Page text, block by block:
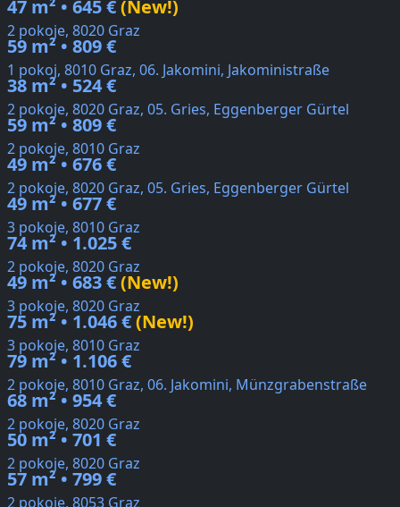
47 m² • 645 €(New!)
2 pokoje, 8020 Graz
59 m² • 809 €
1 pokoj, 8010 Graz, 06. Jakomini, Jakoministraße
38 m² • 524 €
2 pokoje, 8020 Graz, 05. Gries, Eggenberger Gürtel
59 m² • 809 €
2 pokoje, 8010 Graz
49 m² • 676 €
2 pokoje, 8020 Graz, 05. Gries, Eggenberger Gürtel
49 m² • 677 €
3 pokoje, 8010 Graz
74 m² • 1.025 €
2 pokoje, 8020 Graz
49 m² • 683 €(New!)
3 pokoje, 8020 Graz
75 m² • 1.046 €(New!)
3 pokoje, 8010 Graz
79 m² • 1.106 €
2 pokoje, 8010 Graz, 06. Jakomini, Münzgrabenstraße
68 m² • 954 €
2 pokoje, 8020 Graz
50 m² • 701 €
2 pokoje, 8020 Graz
57 m² • 799 €
2 pokoje, 8053 Graz